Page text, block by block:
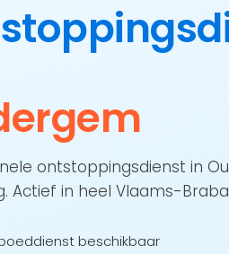
ontstoppingsdienst in
Actief in heel Vlaams-
beschikbaar